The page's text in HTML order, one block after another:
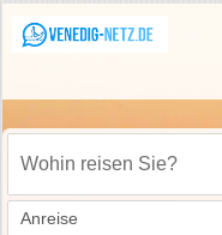
Wohin reisen Sie?
Anreise